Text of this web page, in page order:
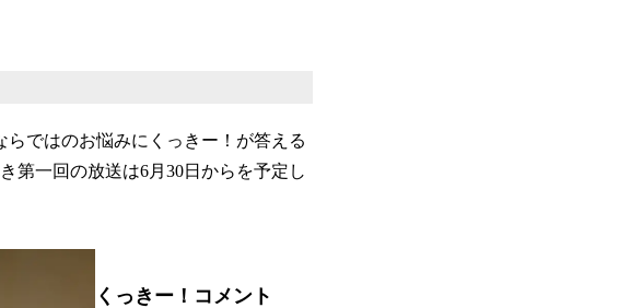
ではのお悩みにくっきー！が答える
第一回の放送は6月30日からを予定し
くっきー！コメント